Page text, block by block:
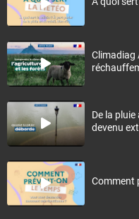
Climadiag
De la
devenu
Comment